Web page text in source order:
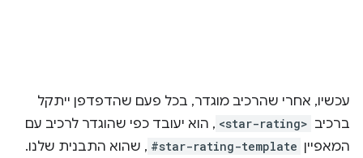
עכשיו, אחרי שהרכיב מוגדר, בכל פעם שהדפדפן ייתקל
ברכיב <star-rating> , הוא יעובד כפי שהוגדר לרכיב עם
המאפיין #star-rating-template , שהוא התבנית שלנו.